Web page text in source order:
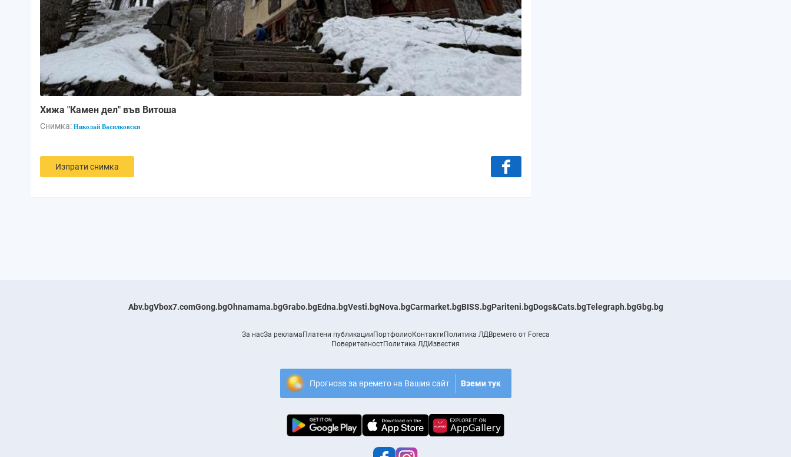
Хижа "Камен дел" във Витоша
Снимка: Николай Василковски
Изпрати снимка
Abv.bgVbox7.comGong.bgOhnamama.bgGrabo.bgEdna.bgVesti.bgNova.bgCarmarket.bgBISS.bgPariteni.bgDogs&Cats.bgTelegraph.bgGbg.bg
За насЗа рекламаПлатени публикацииПортфолиоКонтактиПолитика ЛДВремето от Foreca
ПоверителностПолитика ЛДИзвестия
Прогноза за времето на Вашия сайт Вземи тук